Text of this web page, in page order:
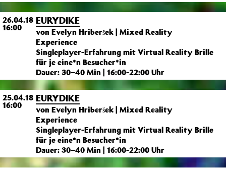
26.04.18
16:00
EURYDIKE
von Evelyn Hriberšek | Mixed Reality
Experience
Singleplayer-Erfahrung mit Virtual Reality Brille
für je eine*n Besucher*in
Dauer: 30–40 Min | 16:00-22:00 Uhr
25.04.18
16:00
EURYDIKE
von Evelyn Hriberšek | Mixed Reality
Experience
Singleplayer-Erfahrung mit Virtual Reality Brille
für je eine*n Besucher*in
Dauer: 30–40 Min | 16:00-22:00 Uhr